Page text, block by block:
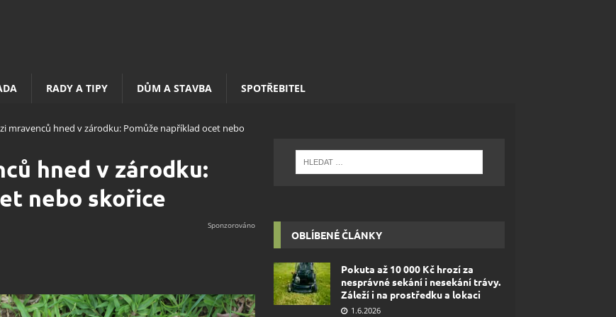
RADY A TIPY DŮM A STAVBA SPOTŘEBITEL
mravenců hned v zárodku: Pomůže například ocet nebo
hned v zárodku:
nebo skořice
OBLÍBENÉ ČLÁNKY
Pokuta až 10 000 Kč hrozí za
nesprávné sekání i nesekání trávy.
Záleží i na prostředku a lokaci
1.6.2026